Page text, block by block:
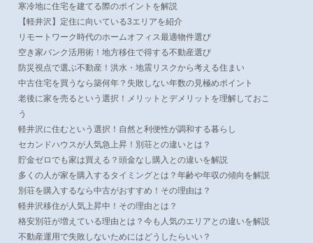
寒冷地に住宅を建てる際のポイントを解説
【軽井沢】定住に向いている3エリアを紹介
リモートワーク時代のホームオフィス最適物件選び
空き家バンク活用術！地方移住で得する不動産選び
防災視点で選ぶ不動産！洪水・地震リスクから考える住まい
中古住宅を買うなら築何年？失敗しない年数の見極めポイント
老後に家を売るという選択！メリットとデメリットを理解しておこ
う
軽井沢に住むという選択！自然と利便性が調和する暮らし
セカンドハウスが人気急上昇！別荘との違いとは？
貯金ゼロでも家は買える？頭金なし購入との違いを解説
多くの人が家を購入するタイミングとは？年齢や年収の傾向を解説
別荘を購入するなら中古がおすすめ！その理由は？
軽井沢移住が人気上昇中！その理由とは？
格安別荘が増えている理由とは？今も人気のエリアとの違いを解説
不動産運用で失敗しないためにはどうしたらいい？